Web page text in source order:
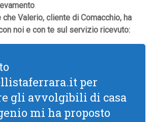
.
Valerio, cliente di Comacchio, ha
noi e con te sul servizio ricevuto:
per
gli avvolgibili di casa
mi ha proposto